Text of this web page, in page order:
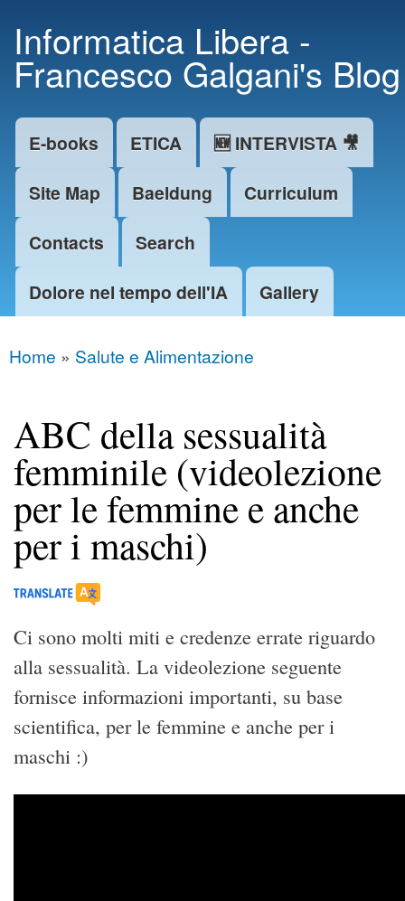
main
content
Informatica Libera -
Francesco Galgani's Blog
Main menu
E-books ETICA
🆕 INTERVISTA 🎥
Site Map
Baeldung
Curriculum
Contacts
Search
Dolore nel tempo dell'IA
Gallery
You are here
Home » Salute e Alimentazione
ABC della sessualità
femminile (videolezione
per le femmine e anche
per i maschi)
Ci sono molti miti e credenze errate riguardo
alla sessualità. La videolezione seguente
fornisce informazioni importanti, su base
scientifica, per le femmine e anche per i
maschi :)